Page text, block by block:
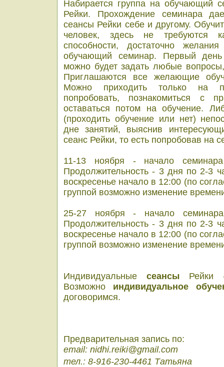
Набирается группа на обучающий
Рейки. Прохождение семинара
сеансы Рейки себе и другому.
человек, здесь не требуются
способности, достаточно
обучающий семинар. Первый
можно будет задать любые
Приглашаются все желающие
Можно приходить только на
попробовать, познакомиться с
оставаться потом на обучение.
(проходить обучение или нет)
дне занятий, выяснив
сеанс Рейки, то есть попробовав на
11-13 ноября - начало
Продолжительность - 3 дня по 2-3
воскресенье начало в 12:00 (по
группой возможно изменение
25-27 ноября - начало
Продолжительность - 3 дня по 2-3
воскресенье начало в 12:00 (по
группой возможно изменение
Индивидуальные сеансы Рейки -
Возможно индивидуальное
договоримся.
Предварительная запись по:
email: nidhi.reiki@gmail.com
тел.: 8-916-230-4461 Татьяна